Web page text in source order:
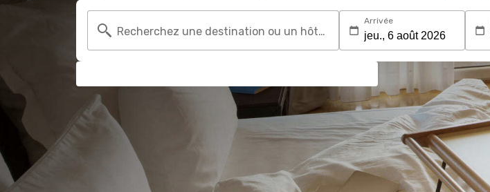
Recherchez une destination ou un hôtel
Arrivée